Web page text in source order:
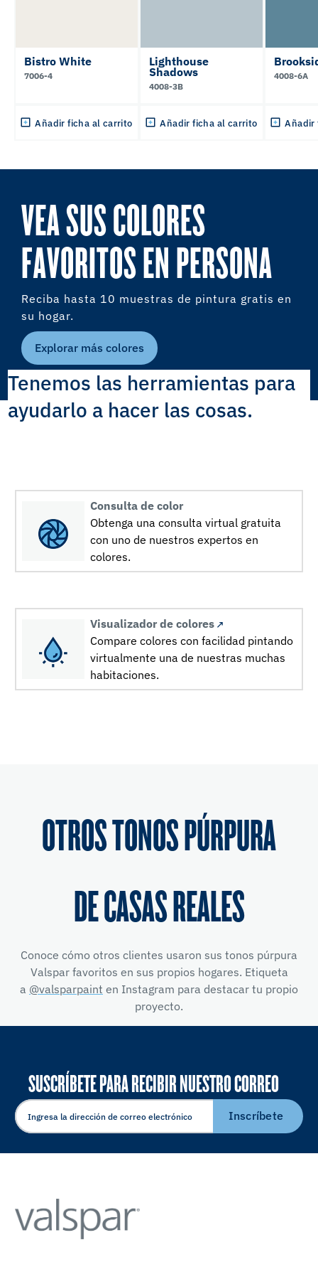
Bistro White
7006-4
Añadir ficha al carrito
Lighthouse
Shadows
4008-3B
Añadir ficha al carrito
4008-6A
Añadir
VEA SUS COLORES
FAVORITOS EN PERSONA
Reciba hasta 10 muestras de pintura gratis en
su hogar.
Explorar más colores
Tenemos las herramientas para
ayudarlo a hacer las cosas.
Consulta de color
Obtenga una consulta virtual gratuita
con uno de nuestros expertos en
colores.
Visualizador de colores
Compare colores con facilidad pintando
virtualmente una de nuestras muchas
habitaciones.
OTROS TONOS PÚRPURA
DE CASAS REALES
Conoce cómo otros clientes usaron sus tonos púrpura
Valspar favoritos en sus propios hogares. Etiqueta
a @valsparpaint en Instagram para destacar tu propio
proyecto.
SUSCRÍBETE PARA RECIBIR NUESTRO CORREO
ELECTRÓNICO
Inscríbete